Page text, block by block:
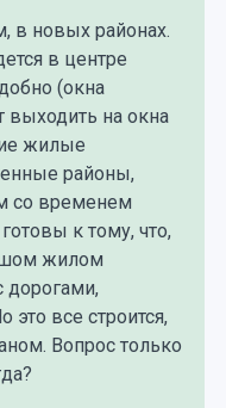
в новых районах.
в центре
(окна
выходить на окна
жилые
районы,
со временем
к тому, что,
жилом
дорогами,
все строится,
Вопрос только